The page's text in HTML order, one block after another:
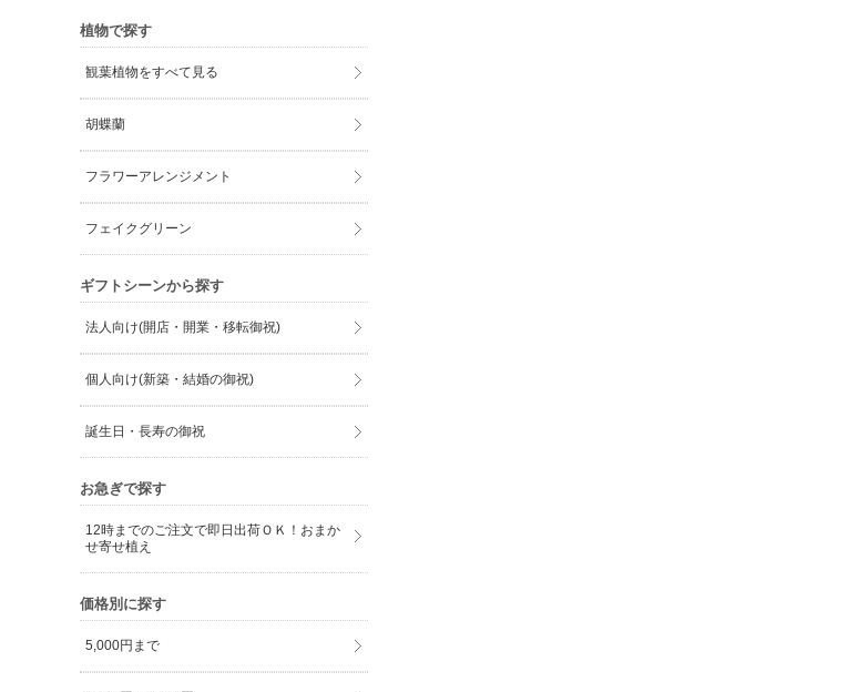
植物で探す
観葉植物をすべて見る
胡蝶蘭
フラワーアレンジメント
フェイクグリーン
ギフトシーンから探す
法人向け(開店・開業・移転御祝)
個人向け(新築・結婚の御祝)
誕生日・長寿の御祝
お急ぎで探す
12時までのご注文で即日出荷ＯＫ！おまか
せ寄せ植え
価格別に探す
5,000円まで